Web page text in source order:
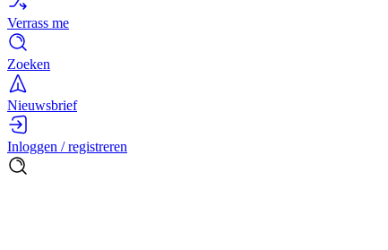
Verrass me
Zoeken
Nieuwsbrief
Inloggen / registreren